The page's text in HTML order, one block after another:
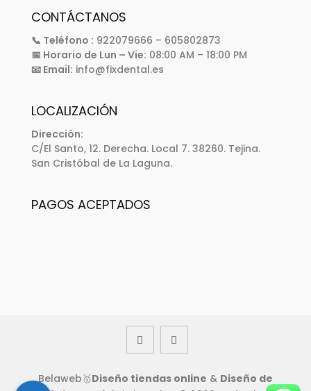
CONTÁCTANOS
📞 Teléfono : 922079666 – 605802873
📅 Horario de Lun – Vie: 08:00 AM – 18:00 PM
📧 Email: info@fixdental.es
LOCALIZACIÓN
Dirección:
C/El Santo, 12. Derecha. Local 7. 38260. Tejina.
San Cristóbal de La Laguna.
PAGOS ACEPTADOS
Belaweb🥇Diseño tiendas online & Diseño de